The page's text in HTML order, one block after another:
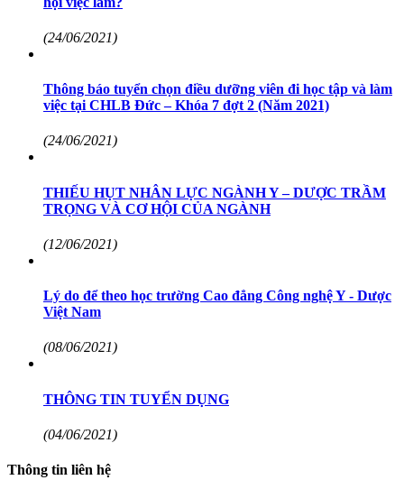
(24/06/2021)
Thông báo tuyển chọn điều dưỡng viên đi học tập và làm
việc tại CHLB Đức – Khóa 7 đợt 2 (Năm 2021)
(24/06/2021)
THIẾU HỤT NHÂN LỰC NGÀNH Y – DƯỢC TRẦM
TRỌNG VÀ CƠ HỘI CỦA NGÀNH
(12/06/2021)
Lý do để theo học trường Cao đẳng Công nghệ Y - Dược
Việt Nam
(08/06/2021)
THÔNG TIN TUYỂN DỤNG
(04/06/2021)
Thông tin liên hệ